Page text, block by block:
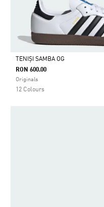
Da
TENIȘI SAMBA OG
RON 600.00
Originals
12 Colours